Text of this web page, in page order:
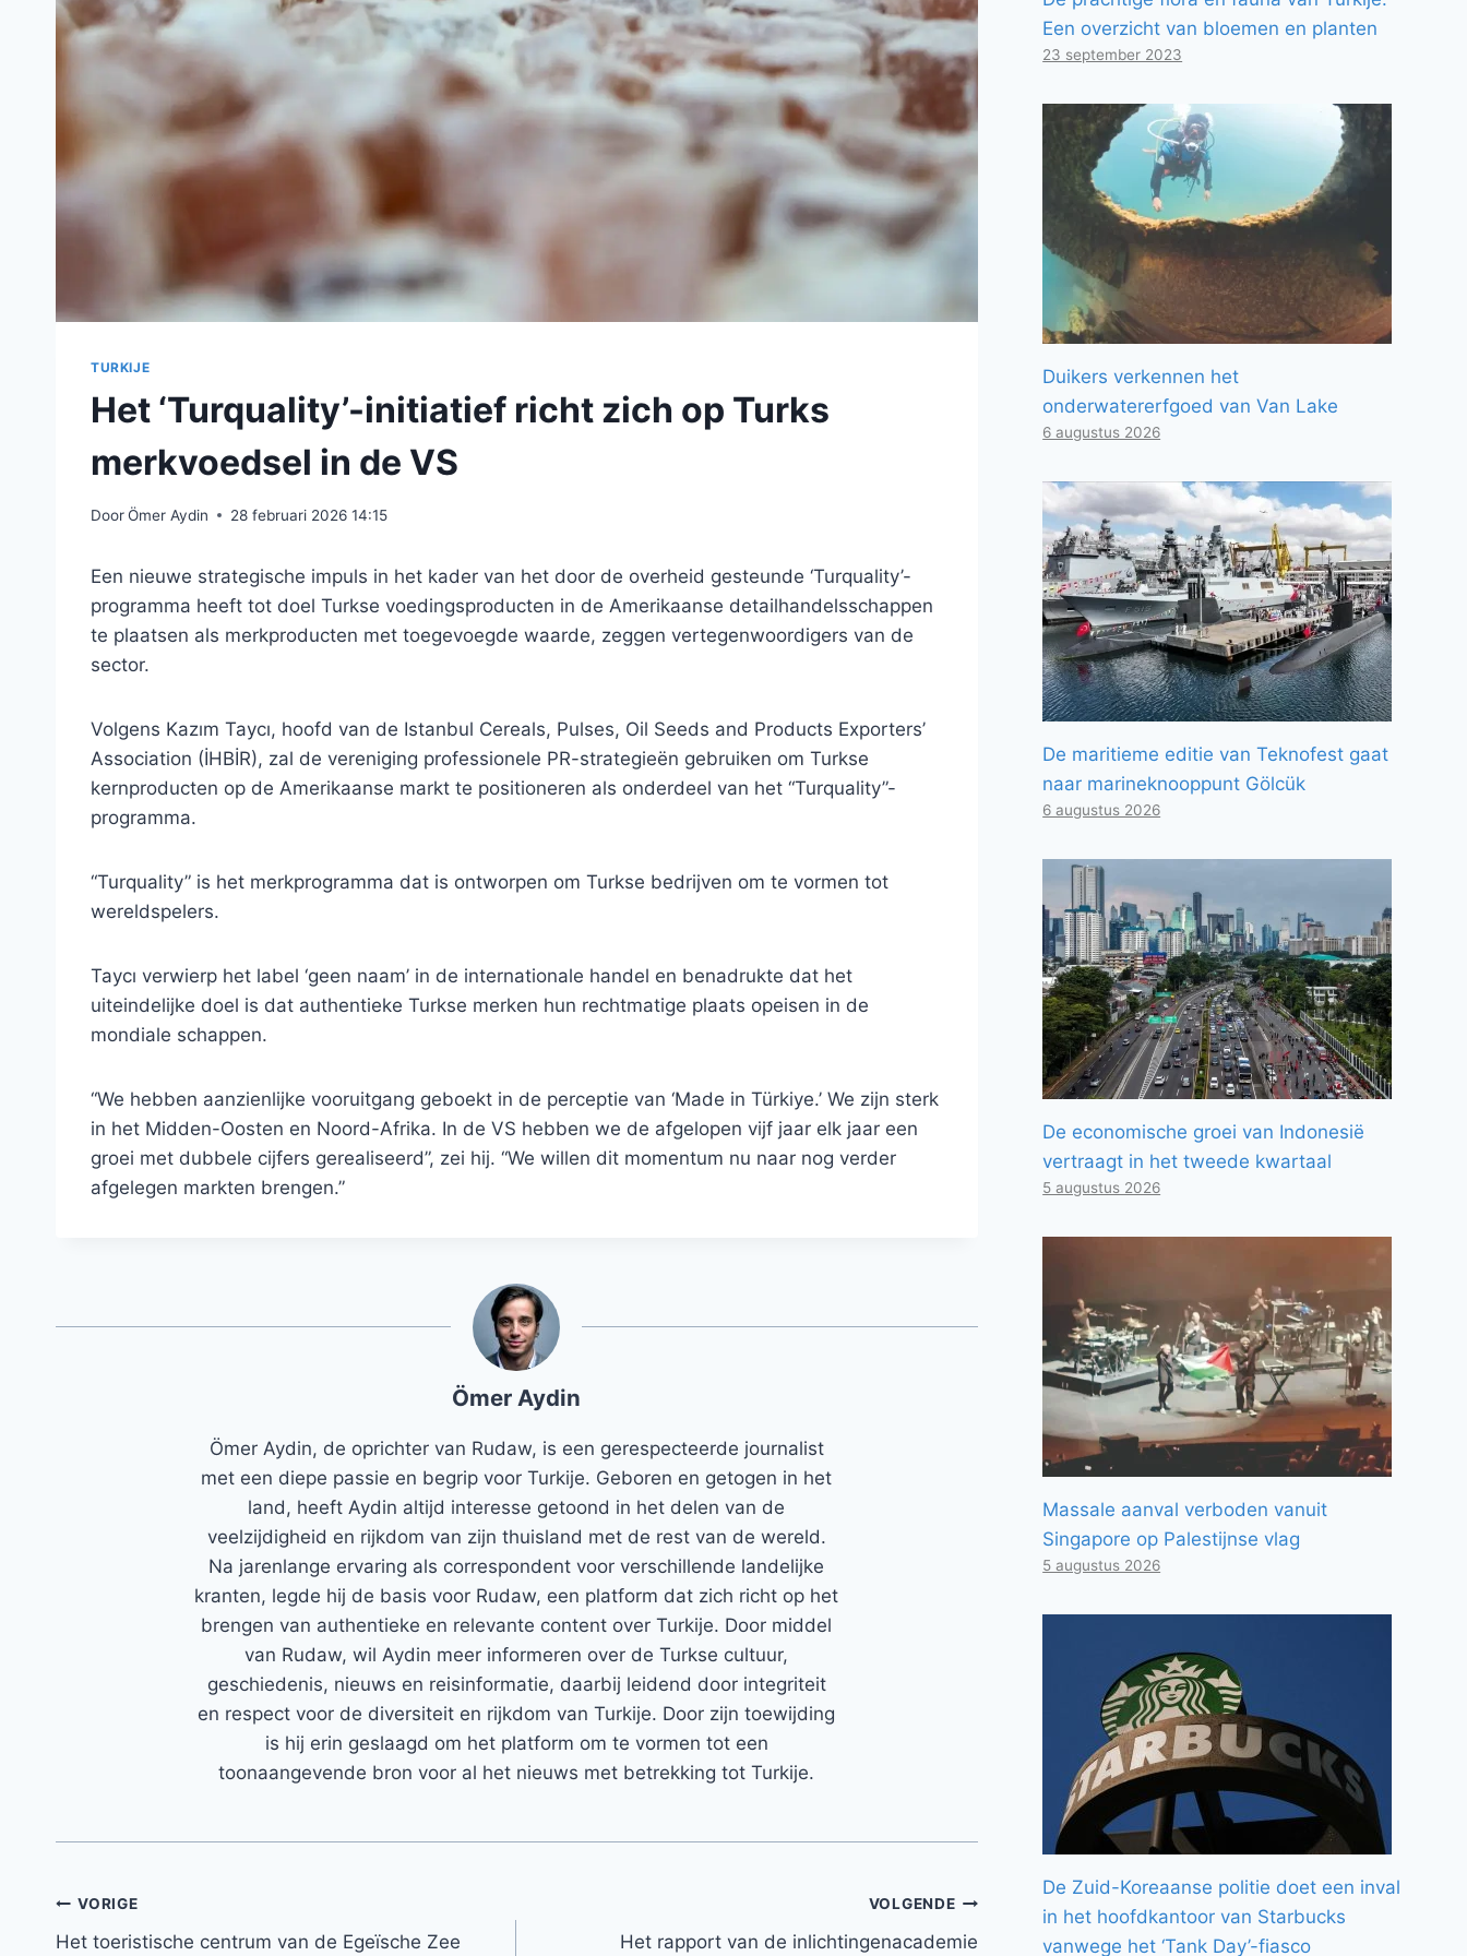
TURKIJE
Het ‘Turquality’-initiatief richt zich op Turks
merkvoedsel in de VS
DoorÖmer Aydin 28 februari 2026 14:15
Een nieuwe strategische impuls in het kader van het door de overheid gesteunde ‘Turquality’-
programma heeft tot doel Turkse voedingsproducten in de Amerikaanse detailhandelsschappen
te plaatsen als merkproducten met toegevoegde waarde, zeggen vertegenwoordigers van de
sector.
Volgens Kazım Taycı, hoofd van de Istanbul Cereals, Pulses, Oil Seeds and Products Exporters’
Association (İHBİR), zal de vereniging professionele PR-strategieën gebruiken om Turkse
kernproducten op de Amerikaanse markt te positioneren als onderdeel van het “Turquality”-
programma.
“Turquality” is het merkprogramma dat is ontworpen om Turkse bedrijven om te vormen tot
wereldspelers.
Taycı verwierp het label ‘geen naam’ in de internationale handel en benadrukte dat het
uiteindelijke doel is dat authentieke Turkse merken hun rechtmatige plaats opeisen in de
mondiale schappen.
“We hebben aanzienlijke vooruitgang geboekt in de perceptie van ‘Made in Türkiye.’ We zijn sterk
in het Midden-Oosten en Noord-Afrika. In de VS hebben we de afgelopen vijf jaar elk jaar een
groei met dubbele cijfers gerealiseerd”, zei hij. “We willen dit momentum nu naar nog verder
afgelegen markten brengen.”
Ömer Aydin
Ömer Aydin, de oprichter van Rudaw, is een gerespecteerde journalist
met een diepe passie en begrip voor Turkije. Geboren en getogen in het
land, heeft Aydin altijd interesse getoond in het delen van de
veelzijdigheid en rijkdom van zijn thuisland met de rest van de wereld.
Na jarenlange ervaring als correspondent voor verschillende landelijke
kranten, legde hij de basis voor Rudaw, een platform dat zich richt op het
brengen van authentieke en relevante content over Turkije. Door middel
van Rudaw, wil Aydin meer informeren over de Turkse cultuur,
geschiedenis, nieuws en reisinformatie, daarbij leidend door integriteit
en respect voor de diversiteit en rijkdom van Turkije. Door zijn toewijding
is hij erin geslaagd om het platform om te vormen tot een
toonaangevende bron voor al het nieuws met betrekking tot Turkije.
Bericht
VORIGE
Het toeristische centrum van de Egeïsche Zee
VOLGENDE
Het rapport van de inlichtingenacademie
Een overzicht van bloemen en planten
23 september 2023
Duikers verkennen het
onderwatererfgoed van Van Lake
6 augustus 2026
De maritieme editie van Teknofest gaat
naar marineknooppunt Gölcük
6 augustus 2026
De economische groei van Indonesië
vertraagt ​​in het tweede kwartaal
5 augustus 2026
Massale aanval verboden vanuit
Singapore op Palestijnse vlag
5 augustus 2026
De Zuid-Koreaanse politie doet een inval
in het hoofdkantoor van Starbucks
vanwege het ‘Tank Day’-fiasco